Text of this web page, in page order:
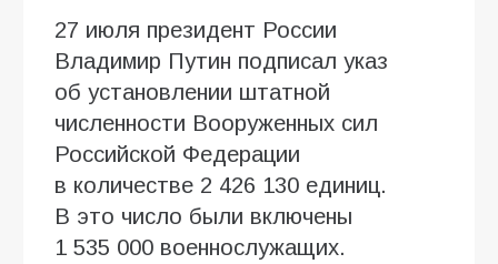
27 июля президент России
Владимир Путин подписал указ
об установлении штатной
численности Вооруженных сил
Российской Федерации
в количестве 2 426 130 единиц.
В это число были включены
1 535 000 военнослужащих.